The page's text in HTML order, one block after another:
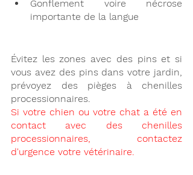
Gonflement voire nécrose
importante de la langue
Évitez les zones avec des pins et si
vous avez des pins dans votre jardin,
prévoyez des pièges à chenilles
processionnaires.
Si votre chien ou votre chat a été en
contact avec des chenilles
processionnaires, contactez
d'urgence votre vétérinaire.